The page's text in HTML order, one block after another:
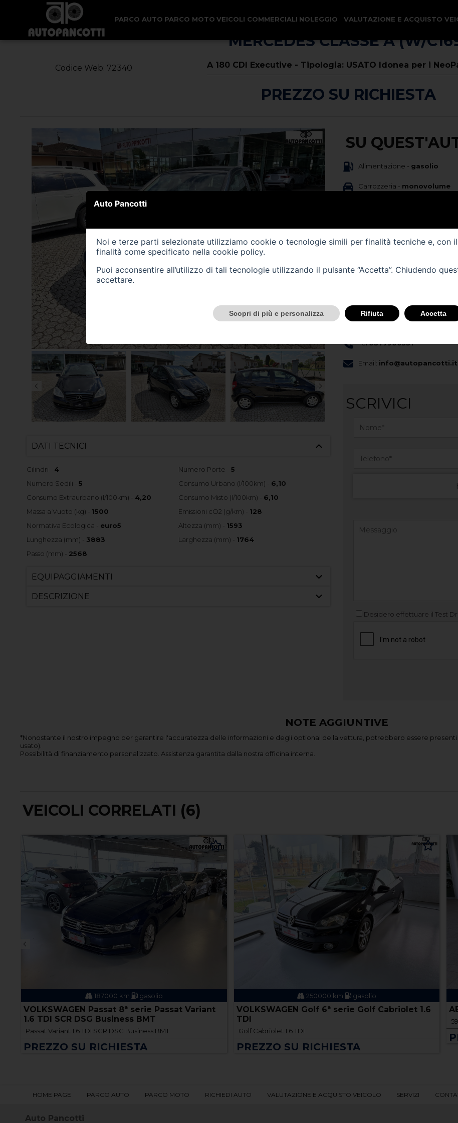
PARCO AUTO PARCO MOTO VEICOLI COMMERCIALI NOLEGGIO VALUTAZIONE E ACQUISTO
< Torna Indietro
Codice Web: 72340
MERCEDES CLASSE A (W/
A 180 CDI Executive - Tipologia: USATO Idonea per i
PREZZO SU RICHIESTA
DATI TECNICI
Cilindri - 4 Numero Porte - 5
Numero Sedili - 5 Consumo Urbano (l/100km) - 6,10
Consumo Extraurbano (l/100km) - 4,20 Consumo Misto (l/100km) - 6,10
Massa a Vuoto (kg) - 1500 Emissioni cO2 (g/km) - 128
Normativa Ecologica - euro5 Altezza (mm) - 1593
Lunghezza (mm) - 3883 Larghezza (mm) - 1764
Passo (mm) - 2568
EQUIPAGGIAMENTI
DESCRIZIONE
SU
Alimentazione - gasolio
Carrozzeria - monovolume
Cambio -manuale (6)
Scopri questo veicolo nella nostra
Sede
Tel.0377900531
Email: info@autopancotti.it
SCRIVICI
Desidero effettuare il Test
NOTE AGGIUNTIVE
*Nonostante il nostro impegno per garantire l'accuratezza delle informazioni e degli optional della vettura, potrebbero essere presenti
usato).
Possibilità di finanziamento personalizzato. Assistenza garantita dalla nostra officina interna.
VEICOLI CORRELATI (6)
187000 km gasolio
VOLKSWAGEN Passat 8ª serie Passat Variant
1.6 TDI SCR DSG Business BMT
Passat Variant 1.6 TDI SCR DSG Business BMT
PREZZO SU RICHIESTA
250000 km gasolio
VOLKSWAGEN Golf 6ª serie Golf Cabriolet 1.6
TDI
Golf Cabriolet 1.6 TDI
PREZZO SU RICHIESTA
HOME PAGE PARCO AUTO PARCO MOTO RICHIEDI AUTO VALUTAZIONE E ACQUISTO VEICOLO SERVIZI
Auto Pancotti
Auto Pancotti
Noi e terze parti selezionate utilizziamo cookie o tecnologie simili per finalità tecniche e, con
finalità come specificato nella cookie policy.
Puoi acconsentire all’utilizzo di tali tecnologie utilizzando il pulsante “Accetta”. Chiudendo
accettare.
Scopri di più e personalizza Rifiuta Accetta